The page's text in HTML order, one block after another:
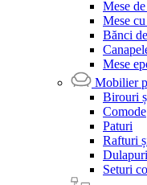
Mese
Mese
Bănci
Mese
Mobilier
Birouri
Comode
Paturi
Rafturi
Seturi